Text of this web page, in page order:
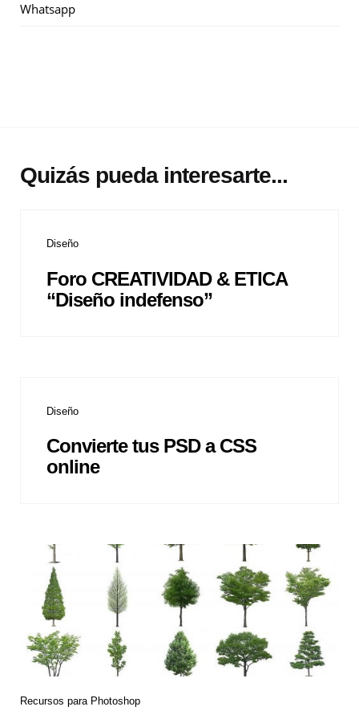
Whatsapp
Quizás pueda interesarte...
Diseño
Foro CREATIVIDAD & ETICA
“Diseño indefenso”
Diseño
Convierte tus PSD a CSS
online
Recursos para Photoshop